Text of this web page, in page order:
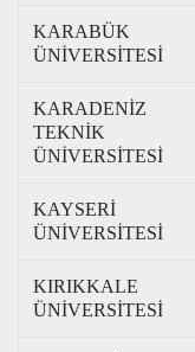
KARABÜK
ÜNİVERSİTESİ
KARADENİZ
TEKNİK
ÜNİVERSİTESİ
KAYSERİ
ÜNİVERSİTESİ
KIRIKKALE
ÜNİVERSİTESİ